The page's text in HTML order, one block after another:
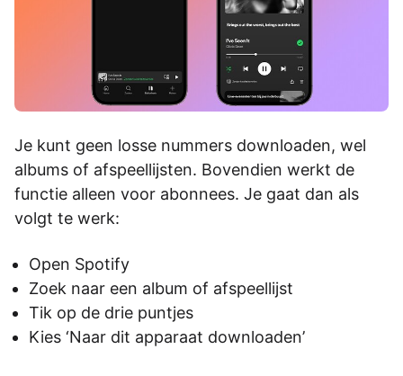
Je kunt geen losse nummers downloaden, wel
albums of afspeellijsten. Bovendien werkt de
functie alleen voor abonnees. Je gaat dan als
volgt te werk:
Open Spotify
Zoek naar een album of afspeellijst
Tik op de drie puntjes
Kies ‘Naar dit apparaat downloaden’